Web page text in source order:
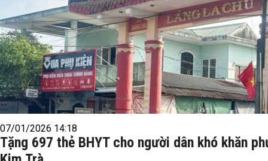
07/01/2026 14:18
Tặng 697 thẻ BHYT cho người dân khó khăn